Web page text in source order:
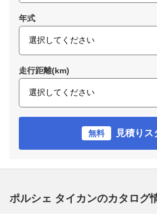
年式
走行距離(km)
無料 見積りス
ポルシェ タイカンのカタログ